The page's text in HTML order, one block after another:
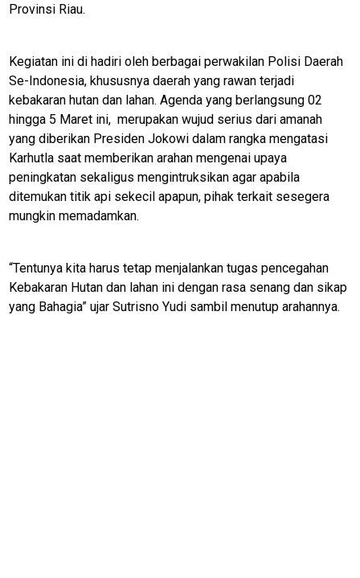
Provinsi Riau.
Kegiatan ini di hadiri oleh berbagai perwakilan Polisi Daerah
Se-Indonesia, khususnya daerah yang rawan terjadi
kebakaran hutan dan lahan. Agenda yang berlangsung 02
hingga 5 Maret ini, merupakan wujud serius dari amanah
yang diberikan Presiden Jokowi dalam rangka mengatasi
Karhutla saat memberikan arahan mengenai upaya
peningkatan sekaligus mengintruksikan agar apabila
ditemukan titik api sekecil apapun, pihak terkait sesegera
mungkin memadamkan.
“Tentunya kita harus tetap menjalankan tugas pencegahan
Kebakaran Hutan dan lahan ini dengan rasa senang dan sikap
yang Bahagia” ujar Sutrisno Yudi sambil menutup arahannya.
M
N